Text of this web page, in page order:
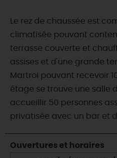
Le rez de chaussée est
climatisée pouvant
terrasse couverte et
assises et d'une grande
Martroi pouvant recevoir
étage se trouve une salle
accueillir 50 personnes
privatisée avec un bar et
Ouvertures et horaires